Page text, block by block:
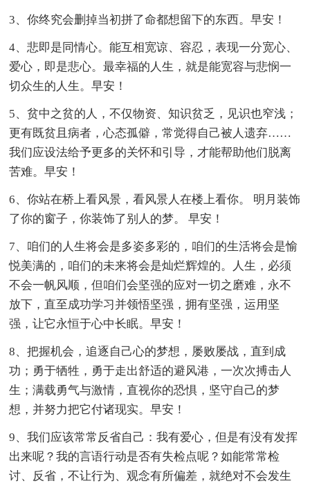
3、你终究会删掉当初拼了命都想留下的东西。早安！
4、悲即是同情心。能互相宽谅、容忍，表现一分宽心、
爱心，即是悲心。最幸福的人生，就是能宽容与悲悯一
切众生的人生。早安！
5、贫中之贫的人，不仅物资、知识贫乏，见识也窄浅；
更有既贫且病者，心态孤僻，常觉得自己被人遗弃……
我们应设法给予更多的关怀和引导，才能帮助他们脱离
苦难。早安！
6、你站在桥上看风景，看风景人在楼上看你。 明月装饰
了你的窗子，你装饰了别人的梦。 早安！
7、咱们的人生将会是多姿多彩的，咱们的生活将会是愉
悦美满的，咱们的未来将会是灿烂辉煌的。人生，必须
不会一帆风顺，但咱们会坚强的应对一切之磨难，永不
放下，直至成功学习并领悟坚强，拥有坚强，运用坚
强，让它永恒于心中长眠。早安！
8、把握机会，追逐自己心的梦想，屡败屡战，直到成
功；勇于牺牲，勇于走出舒适的避风港，一次次搏击人
生；满载勇气与激情，直视你的恐惧，坚守自己的梦
想，并努力把它付诸现实。早安！
9、我们应该常常反省自己：我有爱心，但是有没有发挥
出来呢？我的言语行动是否有失检点呢？如能常常检
讨、反省，不让行为、观念有所偏差，就绝对不会发生